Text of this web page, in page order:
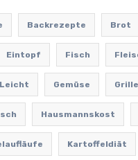
Backrezepte Brot
Eintopf Fisch
Gemüse
Hausmannskost
Kartoffeldiät